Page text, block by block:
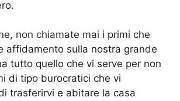
non chiamate mai i primi che
affidamento sulla nostra grande
tutto quello che vi serve per non
di tipo burocratici che vi
trasferirvi e abitare la casa